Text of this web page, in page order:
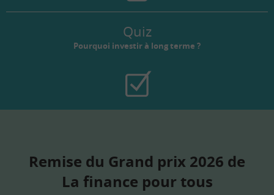
Quiz
Pourquoi investir à long terme ?
Remise du Grand prix 2026 de
La finance pour tous